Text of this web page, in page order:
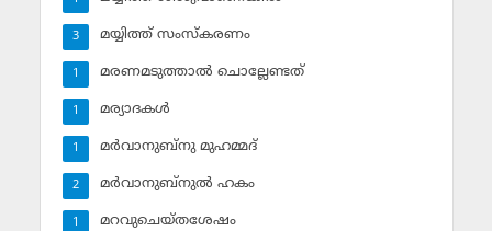
മയ്യിത്ത് സംസ്‌കരണം
3
മരണമടുത്താല്‍ ചൊല്ലേണ്ടത്
1
മര്യാദകള്‍
1
മര്‍വാനുബ്‌നു മുഹമ്മദ്
1
മര്‍വാനുബ്‌നുല്‍ ഹകം
2
മറവുചെയ്തശേഷം
1